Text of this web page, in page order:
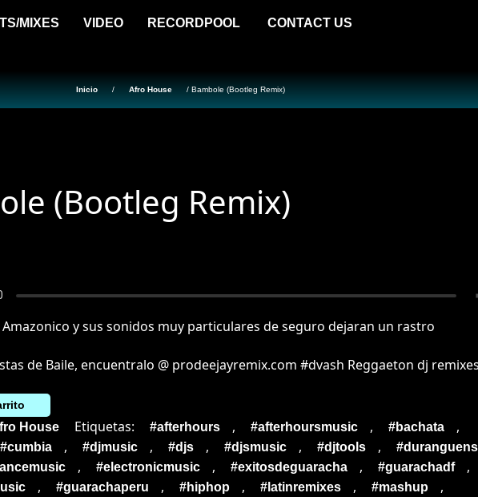
MIXES VIDEO RECORDPOOL CONTACT US
Inicio / Afro House / Bambole (Bootleg Remix)
(Bootleg Remix)
Amazonico y sus sonidos muy particulares de seguro dejaran un rastro
de Baile, encuentralo @ prodeejayremix.com #dvash Reggaeton dj
House Etiquetas: #afterhours , #afterhoursmusic , #bachata ,
#cumbia , #djmusic , #djs , #djsmusic , #djtools ,
, #electronicmusic , #exitosdeguaracha , #guarachadf ,
, #guarachaperu , #hiphop , #latinremixes , #mashup ,